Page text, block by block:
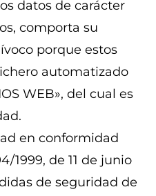
datos de carácter
comporta su
porque estos
automatizado
WEB», del cual es
en conformidad
1999, de 11 de junio
de seguridad de